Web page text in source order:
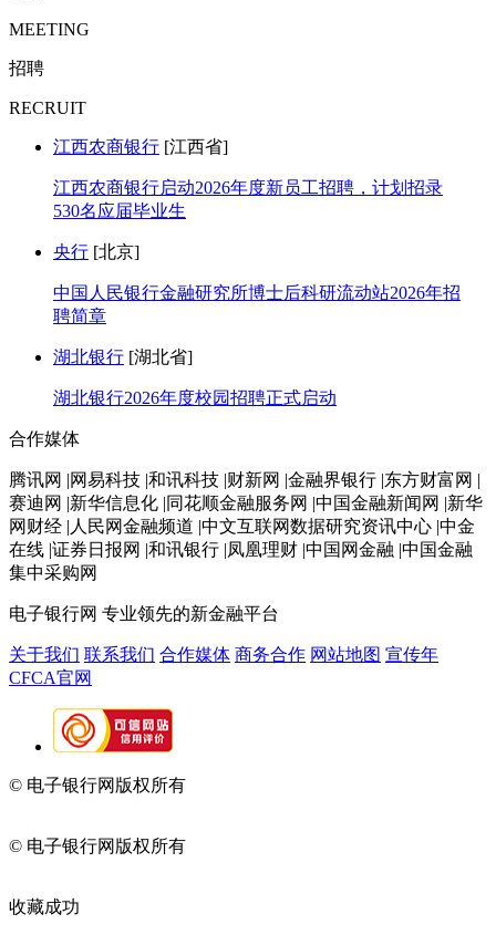
MEETING
招聘
RECRUIT
江西农商银行 [江西省]
江西农商银行启动2026年度新员工招聘，计划招录
530名应届毕业生
央行 [北京]
中国人民银行金融研究所博士后科研流动站2026年招
聘简章
湖北银行 [湖北省]
湖北银行2026年度校园招聘正式启动
合作媒体
腾讯网 |网易科技 |和讯科技 |财新网 |金融界银行 |东方财富网 |
赛迪网 |新华信息化 |同花顺金融服务网 |中国金融新闻网 |新华
网财经 |人民网金融频道 |中文互联网数据研究资讯中心 |中金
在线 |证券日报网 |和讯银行 |凤凰理财 |中国网金融 |中国金融
集中采购网
电子银行网 专业领先的新金融平台
关于我们 联系我们 合作媒体 商务合作 网站地图 宣传年
CFCA官网
© 电子银行网版权所有
© 电子银行网版权所有
收藏成功